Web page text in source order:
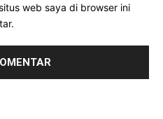
web saya di browser ini